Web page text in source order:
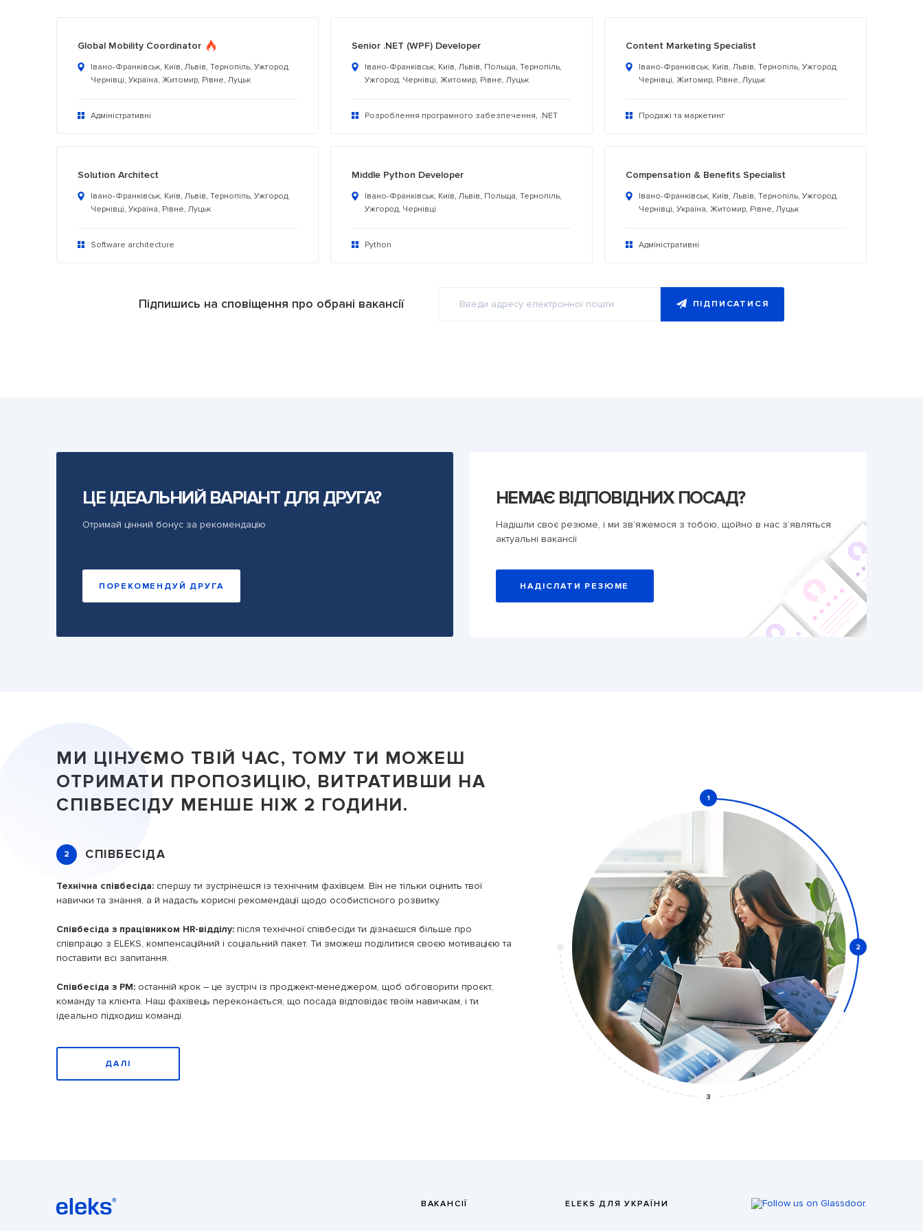
Global Mobility Coordinator
Івано-Франківськ, Київ, Львів, Тернопіль, Ужгород,
Чернівці, Україна, Житомир, Рівне, Луцьк
Адміністративні
Senior .NET (WPF) Developer
Івано-Франківськ, Київ, Львів, Польща, Тернопіль,
Ужгород, Чернівці, Житомир, Рівне, Луцьк
Розроблення програмного забезпечення, .NET
Content Marketing Specialist
Івано-Франківськ, Київ, Львів, Тернопіль, Ужгород,
Чернівці, Житомир, Рівне, Луцьк
Продажі та маркетинг
Solution Architect
Івано-Франківськ, Київ, Львів, Тернопіль, Ужгород,
Чернівці, Україна, Рівне, Луцьк
Software architecture
Middle Python Developer
Івано-Франківськ, Київ, Львів, Польща, Тернопіль,
Ужгород, Чернівці
Python
Compensation & Benefits Specialist
Івано-Франківськ, Київ, Львів, Тернопіль, Ужгород,
Чернівці, Україна, Житомир, Рівне, Луцьк
Адміністративні
Підпишись на сповіщення про обрані вакансії ПІДПИСАТИСЯ
ЦЕ ІДЕАЛЬНИЙ ВАРІАНТ ДЛЯ ДРУГА?
Отримай цінний бонус за рекомендацію
ПОРЕКОМЕНДУЙ ДРУГА
НЕМАЄ ВІДПОВІДНИХ ПОСАД?
Надішли своє резюме, і ми зв’яжемося з тобою, щойно в нас з’являться
актуальні вакансії
НАДІСЛАТИ РЕЗЮМЕ
МИ ЦІНУЄМО ТВІЙ ЧАС, ТОМУ ТИ МОЖЕШ
ОТРИМАТИ ПРОПОЗИЦІЮ, ВИТРАТИВШИ НА
СПІВБЕСІДУ МЕНШЕ НІЖ 2 ГОДИНИ. 1
2
3
2 СПІВБЕСІДА
Технічна співбесіда: спершу ти зустрінешся із технічним фахівцем. Він не тільки оцінить твої
навички та знання, а й надасть корисні рекомендації щодо особистісного розвитку.
Співбесіда з працівником HR-відділу: після технічної співбесіди ти дізнаєшся більше про
співпрацю з ELEKS, компенсаційний і соціальний пакет. Ти зможеш поділитися своєю мотивацією та
поставити всі запитання.
Співбесіда з PM: останній крок – це зустріч із проджект-менеджером, щоб обговорити проєкт,
команду та клієнта. Наш фахівець переконається, що посада відповідає твоїм навичкам, і ти
ідеально підходиш команді.
ДАЛІ
СТАТИ ЧАСТИНОЮ НАШОЇ КОМАНДИ
На останньому етапі ми узгодимо умови праці та цілі.
Після цього тебе попросять підписати пропозицію співпраці.
ПРИЄДНУЙСЯ
ВАКАНСІЇ ELEKS ДЛЯ УКРАЇНИ